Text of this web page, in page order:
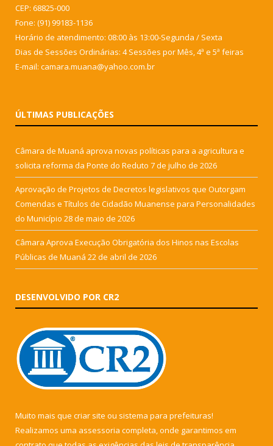
CEP: 68825-000
Fone: (91) 99183-1136
Horário de atendimento: 08:00 às 13:00-Segunda / Sexta
Dias de Sessões Ordinárias: 4 Sessões por Mês, 4ª e 5ª feiras
E-mail: camara.muana@yahoo.com.br
ÚLTIMAS PUBLICAÇÕES
Câmara de Muaná aprova novas políticas para a agricultura e
solicita reforma da Ponte do Reduto 7 de julho de 2026
Aprovação de Projetos de Decretos legislativos que Outorgam
Comendas e Títulos de Cidadão Muanense para Personalidades
do Município 28 de maio de 2026
Câmara Aprova Execução Obrigatória dos Hinos nas Escolas
Públicas de Muaná 22 de abril de 2026
DESENVOLVIDO POR CR2
Muito mais que criar site ou sistema para prefeituras!
Realizamos uma assessoria completa, onde garantimos em